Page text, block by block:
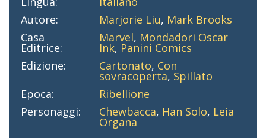
Autore:
Marjorie Liu, Mark Brooks
Casa
Editrice:
Marvel, Mondadori Oscar
Ink, Panini Comics
Edizione:
Cartonato, Con
sovracoperta, Spillato
Epoca:
Ribellione
Personaggi:
Chewbacca, Han Solo, Leia
Organa